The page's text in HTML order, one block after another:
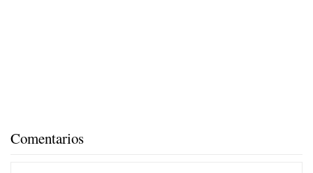
Comentarios